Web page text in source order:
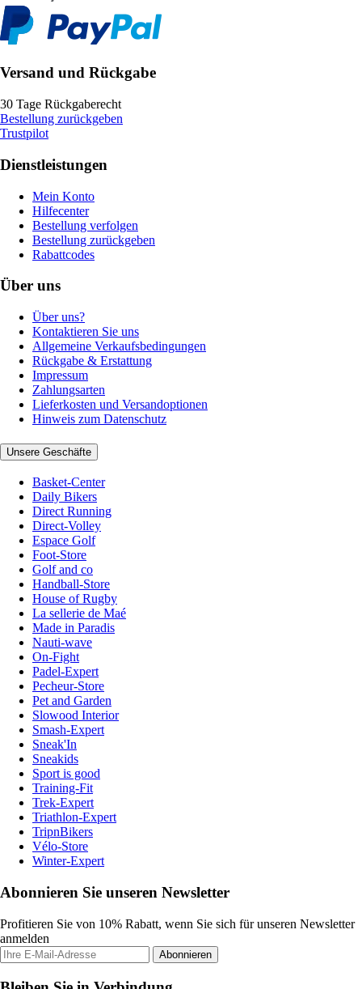
Versand und Rückgabe
30 Tage Rückgaberecht
Bestellung zurückgeben
Trustpilot
Dienstleistungen
Mein Konto
Hilfecenter
Bestellung verfolgen
Bestellung zurückgeben
Rabattcodes
Über uns
Über uns?
Kontaktieren Sie uns
Allgemeine Verkaufsbedingungen
Rückgabe & Erstattung
Impressum
Zahlungsarten
Lieferkosten und Versandoptionen
Hinweis zum Datenschutz
Unsere Geschäfte
Basket-Center
Daily Bikers
Direct Running
Direct-Volley
Espace Golf
Foot-Store
Golf and co
Handball-Store
House of Rugby
La sellerie de Maé
Made in Paradis
Nauti-wave
On-Fight
Padel-Expert
Pecheur-Store
Pet and Garden
Slowood Interior
Smash-Expert
Sneak'In
Sneakids
Sport is good
Training-Fit
Trek-Expert
Triathlon-Expert
TripnBikers
Vélo-Store
Winter-Expert
Abonnieren Sie unseren Newsletter
Profitieren Sie von 10% Rabatt, wenn Sie sich für unseren Newsletter
anmelden
Abonnieren